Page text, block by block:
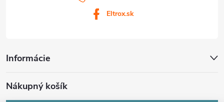
Eltrox.sk
Informácie
Nákupný košík